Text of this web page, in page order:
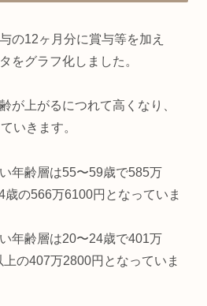
の12ヶ月分に賞与等を加え
をグラフ化しました。
が上がるにつれて高くなり、
いきます。
年齢層は55〜59歳で585万
の566万6100円となっていま
年齢層は20〜24歳で401万
の407万2800円となっていま